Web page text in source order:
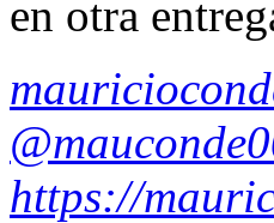
en otra
https://